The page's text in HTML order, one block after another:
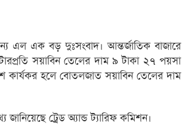
এল এক বড় দুঃসংবাদ। আন্তর্জাতিক বাজারে
সয়াবিন তেলের দাম ৯ টাকা ২৭ পয়সা
কার্যকর হলে বোতলজাত সয়াবিন তেলের দাম
ট্রেড অ্যান্ড ট্যারিফ কমিশন।